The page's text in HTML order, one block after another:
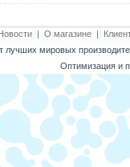
| О магазине|
мировых
Оптимизация и